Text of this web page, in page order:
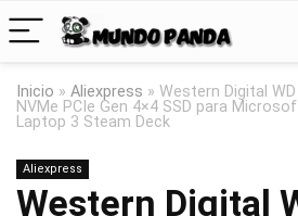
Inicio » Aliexpress » Western Digital
NVMe PCIe Gen 4×4 SSD para
Laptop 3 Steam Deck
Aliexpress
Western Digital